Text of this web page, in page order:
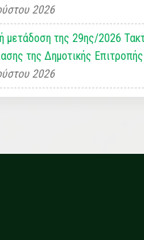
2026
μετάδοση της 29ης/2026
της Δημοτικής
2026